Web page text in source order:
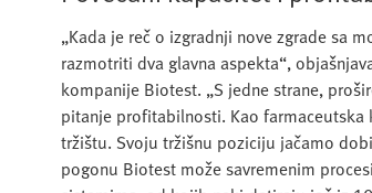
„Kada je reč o izgradnji nove zgrade sa
razmotriti dva glavna aspekta“,
kompanije Biotest. „S jedne strane,
pitanje profitabilnosti. Kao
tržištu. Svoju tržišnu poziciju jačamo
pogonu Biotest može savremenim